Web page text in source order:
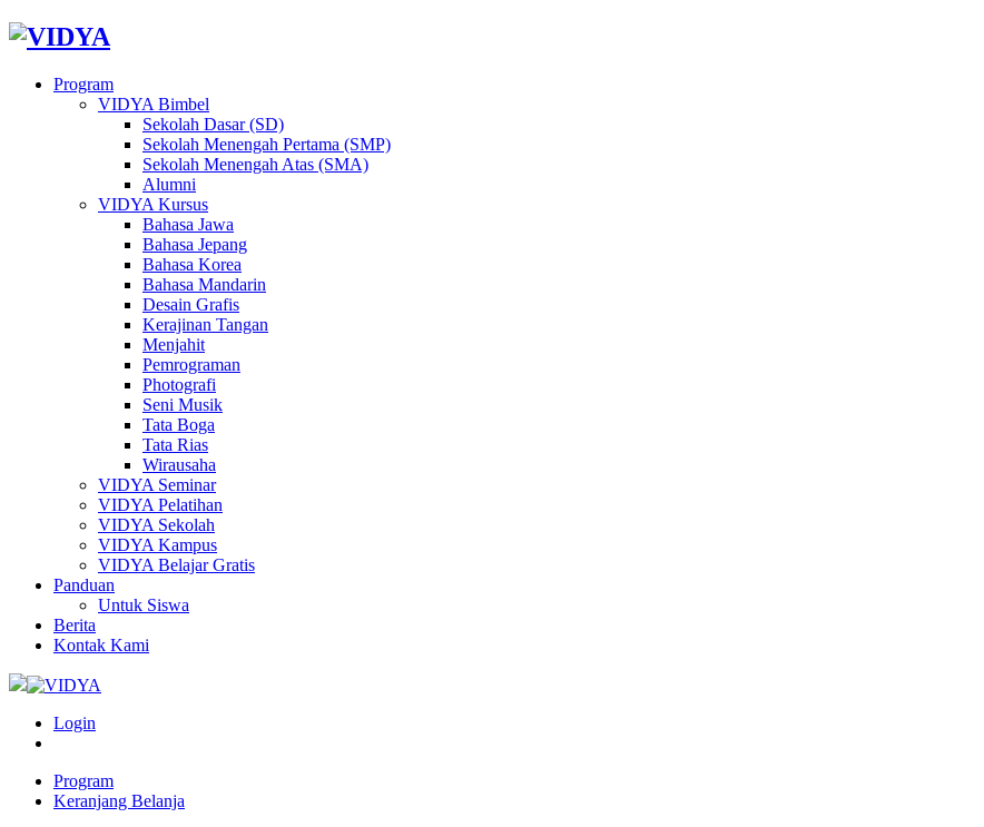
Program
VIDYA Bimbel
Sekolah Dasar (SD)
Sekolah Menengah Pertama (SMP)
Sekolah Menengah Atas (SMA)
Alumni
VIDYA Kursus
Bahasa Jawa
Bahasa Jepang
Bahasa Korea
Bahasa Mandarin
Desain Grafis
Kerajinan Tangan
Menjahit
Pemrograman
Photografi
Seni Musik
Tata Boga
Tata Rias
Wirausaha
VIDYA Seminar
VIDYA Pelatihan
VIDYA Sekolah
VIDYA Kampus
VIDYA Belajar Gratis
Panduan
Untuk Siswa
Berita
Kontak Kami
Login
Program
Keranjang Belanja